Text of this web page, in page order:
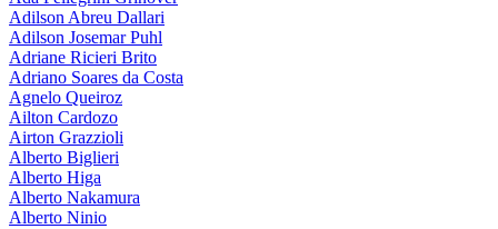
Adilson Abreu Dallari
Adilson Josemar Puhl
Adriane Ricieri Brito
Adriano Soares da Costa
Agnelo Queiroz
Ailton Cardozo
Airton Grazzioli
Alberto Biglieri
Alberto Higa
Alberto Nakamura
Alberto Ninio